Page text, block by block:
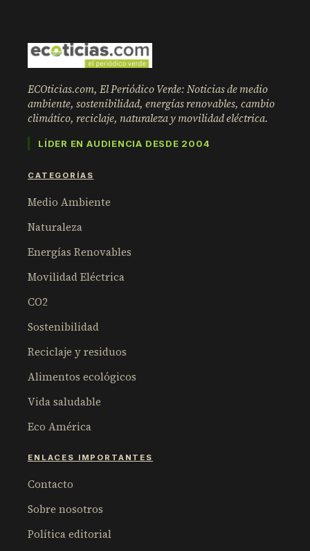
ECOticias.com, El Periódico Verde: Noticias de medio
ambiente, sostenibilidad, energías renovables, cambio
climático, reciclaje, naturaleza y movilidad eléctrica.
LÍDER EN AUDIENCIA DESDE 2004
CATEGORÍAS
Medio Ambiente
Naturaleza
Energías Renovables
Movilidad Eléctrica
CO2
Sostenibilidad
Reciclaje y residuos
Alimentos ecológicos
Vida saludable
Eco América
ENLACES IMPORTANTES
Contacto
Sobre nosotros
Política editorial